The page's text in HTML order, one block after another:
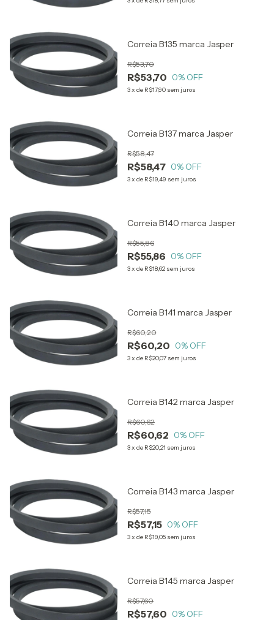
Correia B135 marca Jasper
R$53,70
R$53,70
0% OFF
3x de R$17,90 sem juros
Correia B137 marca Jasper
R$58,47
R$58,47
0% OFF
3x de R$19,49 sem juros
Correia B140 marca Jasper
R$55,86
R$55,86
0% OFF
3x de R$18,62 sem juros
Correia B141 marca Jasper
R$60,20
R$60,20
0% OFF
3x de R$20,07 sem juros
Correia B142 marca Jasper
R$60,62
R$60,62
0% OFF
3x de R$20,21 sem juros
Correia B143 marca Jasper
R$57,15
R$57,15
0% OFF
3x de R$19,05 sem juros
Correia B145 marca Jasper
R$57,60
R$57,60
0% OFF